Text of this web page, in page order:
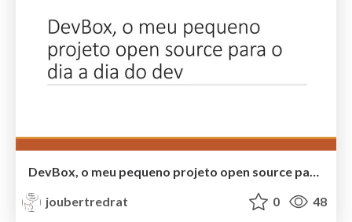
joubertredrat
0 48